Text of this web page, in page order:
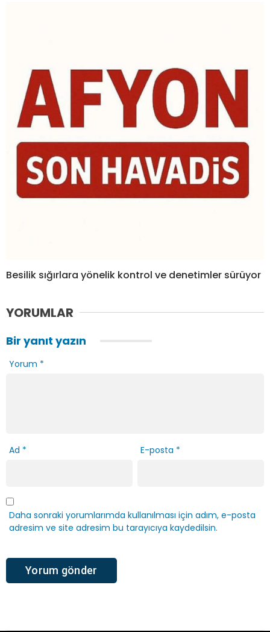
Besilik sığırlara yönelik kontrol ve denetimler sürüyor
YORUMLAR
Bir yanıt yazın
Yorum *
Ad * E-posta *
Daha sonraki yorumlarımda kullanılması için adım, e-posta
adresim ve site adresim bu tarayıcıya kaydedilsin.